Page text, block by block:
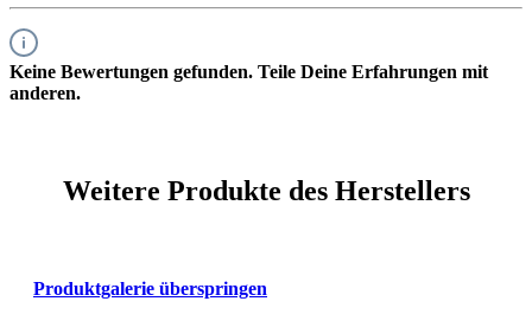
Keine Bewertungen gefunden. Teile Deine Erfahrungen mit
anderen.
Weitere Produkte des Herstellers
Produktgalerie überspringen